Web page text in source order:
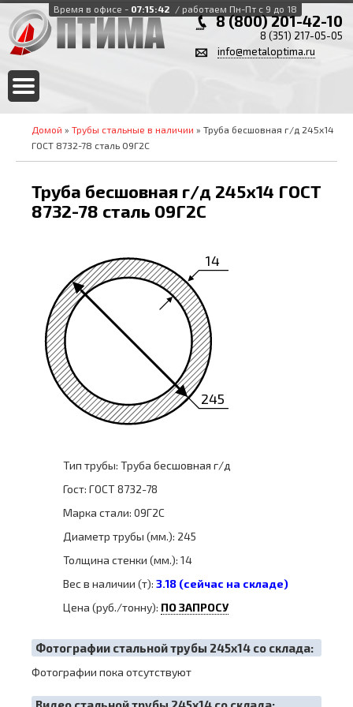
Время в офисе - 07:15:42 / работаем Пн-Пт с 9 до 18
8 (800) 201-42-10
8 (351) 217-05-05
info@metaloptima.ru
Домой » Трубы стальные в наличии » Труба бесшовная г/д 245х14
ГОСТ 8732-78 сталь 09Г2С
Труба бесшовная г/д 245х14 ГОСТ
8732-78 сталь 09Г2С
245
14
Тип трубы: Труба бесшовная г/д
Гост: ГОСТ 8732-78
Марка стали: 09Г2С
Диаметр трубы (мм.): 245
Толщина стенки (мм.): 14
Вес в наличии (т): 3.18 (сейчас на складе)
Цена (руб./тонну): ПО ЗАПРОСУ
Фотографии стальной трубы 245х14 со склада:
Фотографии пока отсутствуют